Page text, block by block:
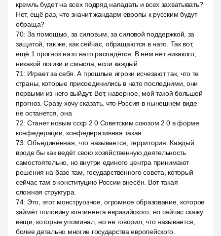
кремль будет на всех подряд нападать и всех захватывать?
Нет, ещё раз, что значит жандарм европы к русским будут
обраща?
70: За помощью, за силовым, за силовой поддержкой, за
защитой, так же, как сейчас, обращаются в нато. Так вот,
ещё 1 прогноз нато нато распадётся. В нём нет никакого,
никакой логики и смысла, если каждый
71: Играет за себя. А прошлые игроки исчезают так, что те
страны, которые присоединились в нато последними, они
первыми из него выйдут. Вот, наверное, мой такой большой
прогноз. Сразу хочу сказать, что Россия в нынешнем виде
не останется, она
72: Станет новым ссср 2 0 Советским союзом 2 0 в форме
конфедерации, конфедеративная такая.
73: Объединённая, что называется, территория. Каждый
вроде бы как ведёт свою хозяйственную деятельность
самостоятельно, но внутри единого центра принимают
решения на базе там, государственного совета, который
сейчас там в конституцию России внесён. Вот такая
сложная структура.
74: Это, этот монструозное, огромное образование, которое
займёт половину континента евразийского, но сейчас скажу
вещи, которые упоминал, но не говорил, что называется,
более детально многие государства европейского.